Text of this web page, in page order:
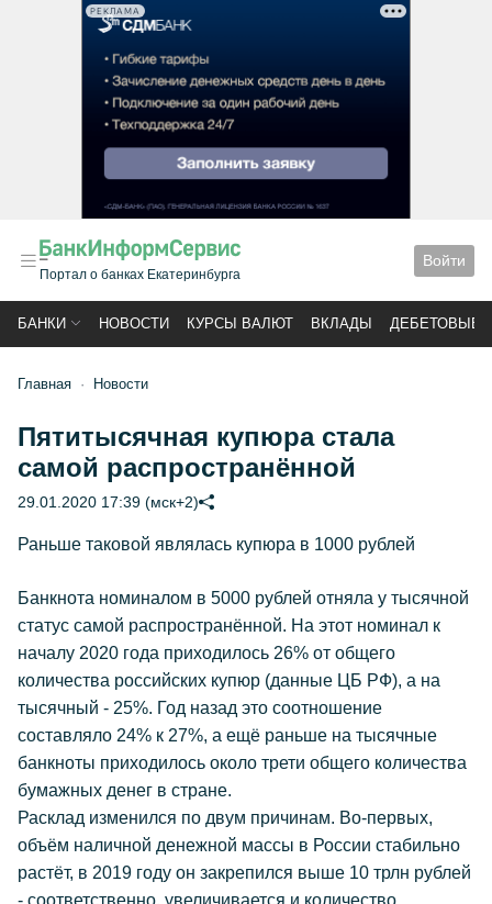
РЕКЛАМА
Портал о банках Екатеринбурга
Войти
БАНКИ НОВОСТИ КУРСЫ ВАЛЮТ ВКЛАДЫ ДЕБЕТОВЫЕ
Главная Новости
Пятитысячная купюра стала
самой распространённой
29.01.2020 17:39 (мск+2)
Раньше таковой являлась купюра в 1000 рублей
Банкнота номиналом в 5000 рублей отняла у тысячной
статус самой распространённой. На этот номинал к
началу 2020 года приходилось 26% от общего
количества российских купюр (данные ЦБ РФ), а на
тысячный - 25%. Год назад это соотношение
составляло 24% к 27%, а ещё раньше на тысячные
банкноты приходилось около трети общего количества
бумажных денег в стране.
Расклад изменился по двум причинам. Во-первых,
объём наличной денежной массы в России стабильно
растёт, в 2019 году он закрепился выше 10 трлн рублей
- соответственно, увеличивается и количество